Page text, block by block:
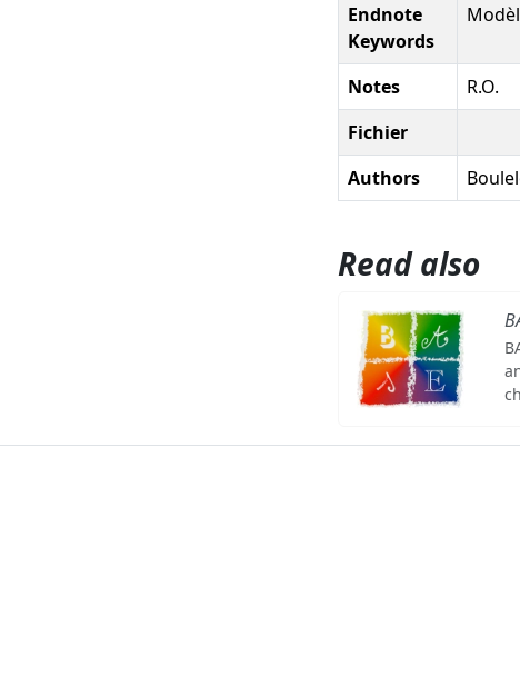
Endnote
Keywords
Notes
R.O.
Fichier
Authors
Read also